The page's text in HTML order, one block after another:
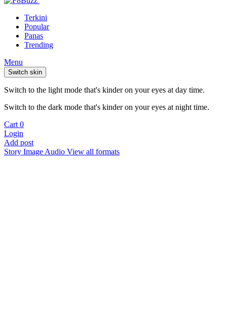
Terkini
Popular
Panas
Trending
Menu
Switch skin
Switch to the light mode that's kinder on your eyes at day time.
Switch to the dark mode that's kinder on your eyes at night time.
Cart 0
Login
Add post
Story Image Audio View all formats